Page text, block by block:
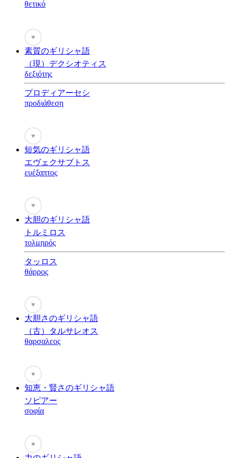
θετικό
♥
素質のギリシャ語
（現）デクシオティス
δεξιότης
プロディアーセシ
προδιάθεση
♥
短気のギリシャ語
エヴェクサブトス
ευέξαπτος
♥
大胆のギリシャ語
トルミロス
τολμηρός
タッロス
θάρρος
♥
大胆さのギリシャ語
（古）タルサレオス
θαρσαλεος
♥
知恵・賢さのギリシャ語
ソピアー
σοφία
♥